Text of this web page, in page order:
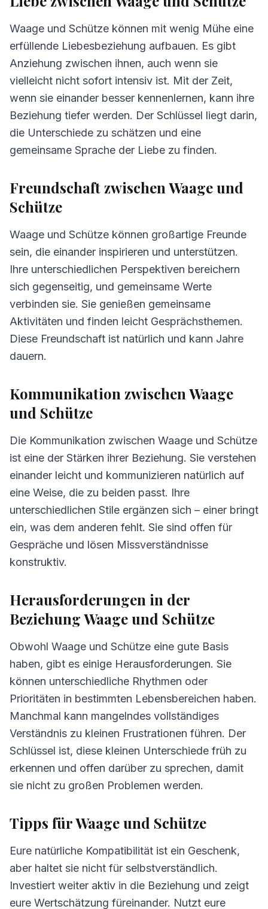
Schütze
3. Kommunikation zwischen Waage und
Schütze
4. Herausforderungen in der Beziehung
Waage und Schütze
6. Häufig gestellte Fragen zur Kompatibilität
Waage und Schütze können mit wenig Mühe eine
erfüllende Liebesbeziehung aufbauen. Es gibt
Anziehung zwischen ihnen, auch wenn sie
vielleicht nicht sofort intensiv ist. Mit der Zeit,
wenn sie einander besser kennenlernen, kann ihre
Beziehung tiefer werden. Der Schlüssel liegt darin,
die Unterschiede zu schätzen und eine
gemeinsame Sprache der Liebe zu finden.
Freundschaft zwischen Waage und
Schütze
Waage und Schütze können großartige Freunde
sein, die einander inspirieren und unterstützen.
Ihre unterschiedlichen Perspektiven bereichern
sich gegenseitig, und gemeinsame Werte
verbinden sie. Sie genießen gemeinsame
Aktivitäten und finden leicht Gesprächsthemen.
Diese Freundschaft ist natürlich und kann Jahre
dauern.
Kommunikation zwischen Waage
und Schütze
Die Kommunikation zwischen Waage und Schütze
ist eine der Stärken ihrer Beziehung. Sie verstehen
einander leicht und kommunizieren natürlich auf
eine Weise, die zu beiden passt. Ihre
unterschiedlichen Stile ergänzen sich – einer bringt
ein, was dem anderen fehlt. Sie sind offen für
Gespräche und lösen Missverständnisse
konstruktiv.
Herausforderungen in der
Beziehung Waage und Schütze
Obwohl Waage und Schütze eine gute Basis
haben, gibt es einige Herausforderungen. Sie
können unterschiedliche Rhythmen oder
Prioritäten in bestimmten Lebensbereichen haben.
Manchmal kann mangelndes vollständiges
Verständnis zu kleinen Frustrationen führen. Der
Schlüssel ist, diese kleinen Unterschiede früh zu
erkennen und offen darüber zu sprechen, damit
sie nicht zu großen Problemen werden.
Tipps für Waage und Schütze
Eure natürliche Kompatibilität ist ein Geschenk,
aber haltet sie nicht für selbstverständlich.
Investiert weiter aktiv in die Beziehung und zeigt
eure Wertschätzung füreinander. Nutzt eure